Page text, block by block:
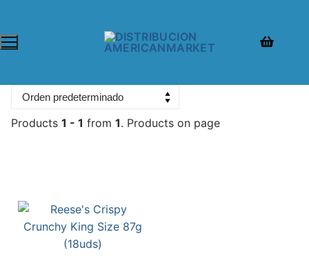
Products 1 - 1 from 1. Products on page